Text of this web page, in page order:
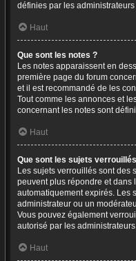
définies par les
Haut
Que sont les notes ?
Les notes apparaissent en
première page du forum
et il est recommandé de les
Tout comme les annonces et
concernant les notes sont
Haut
Que sont les sujets
Les sujets verrouillés sont des
peuvent plus répondre et dans
automatiquement expirés. Les
administrateur ou un
Vous pouvez également
autorisé par les
Haut